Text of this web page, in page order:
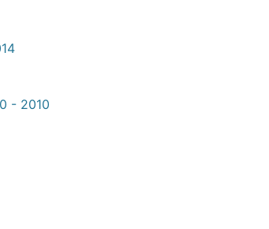
- 2010